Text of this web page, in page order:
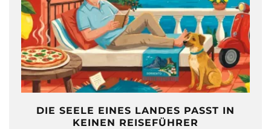
DIE SEELE EINES LANDES PASST IN
KEINEN REISEFÜHRER